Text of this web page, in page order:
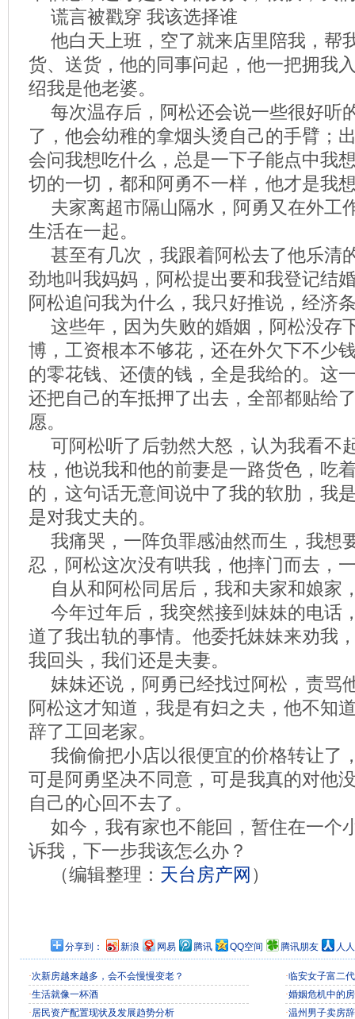
谎言被戳穿 我该选择谁
他白天上班，空了就来店里陪我，帮
货、送货，他的同事问起，他一把拥我
绍我是他老婆。
每次温存后，阿松还会说一些很好听
了，他会幼稚的拿烟头烫自己的手臂；
会问我想吃什么，总是一下子能点中
切的一切，都和阿勇不一样，他才是我
夫家离超市隔山隔水，阿勇又在外工
生活在一起。
甚至有几次，我跟着阿松去了他乐清
劲地叫我妈妈，阿松提出要和我登记结
阿松追问我为什么，我只好推说，经济
这些年，因为失败的婚姻，阿松没存
博，工资根本不够花，还在外欠下不少
的零花钱、还债的钱，全是我给的。这
还把自己的车抵押了出去，全部都贴给
愿。
可阿松听了后勃然大怒，认为我看不
枝，他说我和他的前妻是一路货色，吃
的，这句话无意间说中了我的软肋，我
是对我丈夫的。
我痛哭，一阵负罪感油然而生，我想
忍，阿松这次没有哄我，他摔门而去，
自从和阿松同居后，我和夫家和娘家
今年过年后，我突然接到妹妹的电话
道了我出轨的事情。他委托妹妹来劝我
我回头，我们还是夫妻。
妹妹还说，阿勇已经找过阿松，责骂
阿松这才知道，我是有妇之夫，他不知
辞了工回老家。
我偷偷把小店以很便宜的价格转让了
可是阿勇坚决不同意，可是我真的对他
自己的心回不去了。
如今，我有家也不能回，暂住在一个
诉我，下一步我该怎么办？
（编辑整理： 天台房产网 ）
分享到： 新浪 网易 腾讯 QQ空间 腾讯朋友 人
·次新房越来越多，会不会慢慢变老？
·生活就像一杯酒
·居民资产配置现状及发展趋势分析
·临安女子富二
·婚姻危机中的
·温州男子卖房